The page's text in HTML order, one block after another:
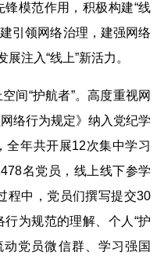
模范作用，积极构建“线
引领网络治理，建强网络
注入“线上”新活力。
间“护航者”。高度重视网
络行为规定》纳入党纪学
全年共开展12次集中学习
名党员，线上线下参学
程中，党员们撰写提交30
为规范的理解、个人“护
党员微信群、学习强国